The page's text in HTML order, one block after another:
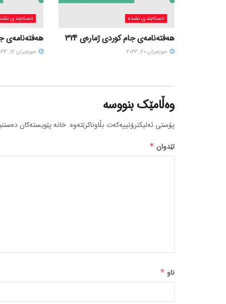
دسته‌بندی نشده
هەفتەنامەی جام کوردی ژمارەی 324
حوزه‌یران 20, 2023
دسته‌بندی
هەفتەنامەی
حوزه‌یران 12, 2023
وەڵامێک بنووسە
پۆستی ئەلیکترۆنییەکەت بڵاوناکرێتەوە. خانە پێویستەکان
لێدوان *
ناو *